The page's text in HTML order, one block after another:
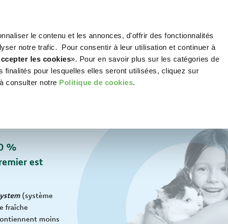
le contenu et les annonces, d'offrir des fonctionnalités
notre trafic. Pour consentir à leur utilisation et continuer à
les cookies». Pour en savoir plus sur les catégories de
finalités pour lesquelles elles seront utilisées, cliquez sur
consulter notre Politique de cookies.
WORLD OF LOVE POUR VOTRE CHIEN POUR VOTRE CHAT
%
est
(système
fraîche
moins